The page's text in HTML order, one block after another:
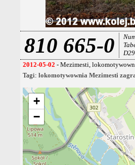
810 665-0
2012-05-02 - Mezimesti,
Tagi: lokomotywownia Mezimesti
+
−